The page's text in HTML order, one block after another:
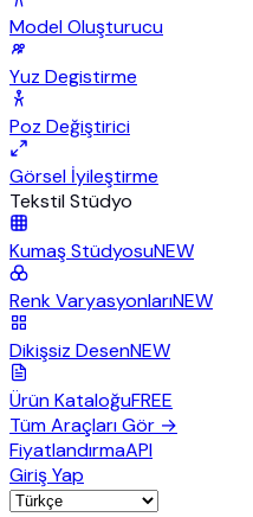
Model Oluşturucu
Yuz Degistirme
Poz Değiştirici
Görsel İyileştirme
Tekstil Stüdyo
Kumaş StüdyosuNEW
Renk VaryasyonlarıNEW
Dikişsiz DesenNEW
Ürün KataloğuFREE
Tüm Araçları Gör →
FiyatlandırmaAPI
Giriş Yap